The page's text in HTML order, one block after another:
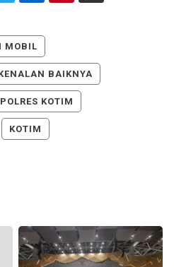
MOBIL
BAIKNYA
POLRES KOTIM
KOTIM